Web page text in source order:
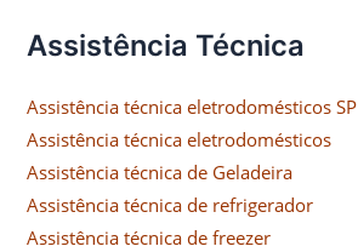
Assistência Técnica
Assistência técnica eletrodomésticos SP
Assistência técnica eletrodomésticos
Assistência técnica de Geladeira
Assistência técnica de refrigerador
Assistência técnica de freezer